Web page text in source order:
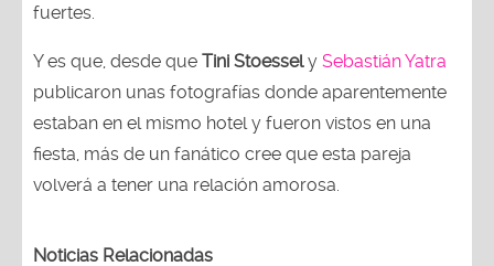
fuertes.
Y es que, desde que Tini Stoessely Sebastián Yatra
publicaron unas fotografías donde aparentemente
estaban en el mismo hotel y fueron vistos en una
fiesta, más de un fanático cree que esta pareja
volverá a tener una relación amorosa.
Noticias Relacionadas